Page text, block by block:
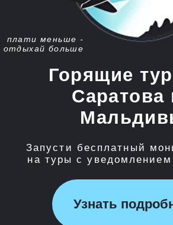
Мальдивы
Запусти бесплатный мониторинг цен
на туры с уведомлением в Телеграм
Узнать подробнее